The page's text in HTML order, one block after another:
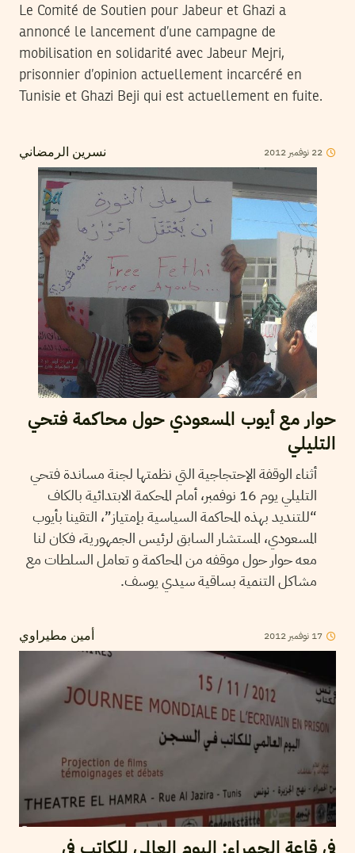
Le Comité de Soutien pour Jabeur et Ghazi a
annoncé le lancement d’une campagne de
mobilisation en solidarité avec Jabeur Mejri,
prisonnier d’opinion actuellement incarcéré en
Tunisie et Ghazi Beji qui est actuellement en fuite.
نسرين الرمضاني 22 نوفمبر 2012
حوار مع أيوب المسعودي حول محاكمة فتحي
التليلي
أثناء الوقفة الإحتجاجية التي نظمتها لجنة مساندة فتحي
التليلي يوم 16 نوفمبر، أمام المحكمة الابتدائية بالكاف
“للتنديد بهذه المحاكمة السياسية بإمتياز”، التقينا بأيوب
المسعودي، المستشار السابق لرئيس الجمهورية، فكان لنا
معه حوار حول موقفه من المحاكمة و تعامل السلطات مع
مشاكل التنمية بساقية سيدي يوسف.
أمين مطيراوي 17 نوفمبر 2012